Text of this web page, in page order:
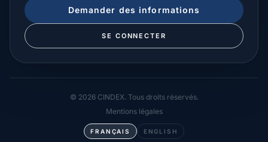
Demander des informations
SE CONNECTER
© 2026 CINDEX. Tous droits réservés.
Mentions légales
FRANÇAIS ENGLISH